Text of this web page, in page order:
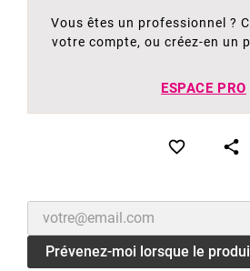
Vous êtes un professionnel ?
votre compte, ou créez-en un
ESPACE PRO
 
Prévenez-moi lorsque le